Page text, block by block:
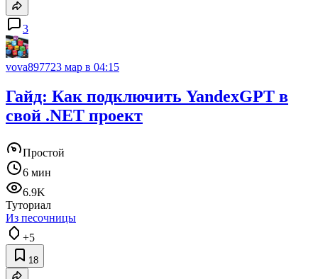
3
vova897723 мар в 04:15
Гайд: Как подключить YandexGPT в
свой .NET проект
Простой
6 мин
6.9K
Туториал
Из песочницы
+5
18